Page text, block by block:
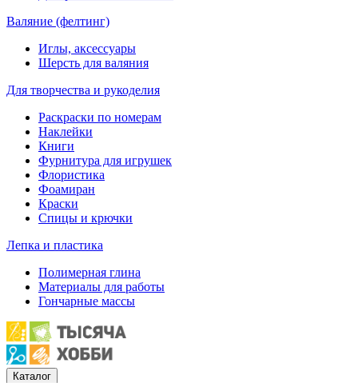
Валяние (фелтинг)
Иглы, аксессуары
Шерсть для валяния
Для творчества и рукоделия
Раскраски по номерам
Наклейки
Книги
Фурнитура для игрушек
Флористика
Фоамиран
Краски
Спицы и крючки
Лепка и пластика
Полимерная глина
Материалы для работы
Гончарные массы
Каталог